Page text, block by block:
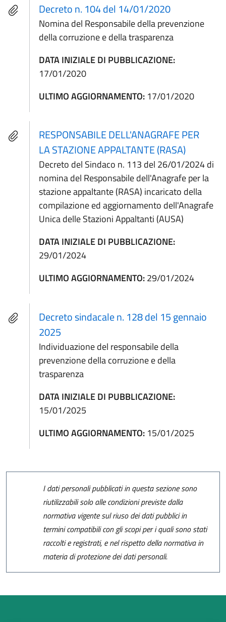
Decreto n. 104 del 14/01/2020
Nomina del Responsabile della prevenzione
della corruzione e della trasparenza
DATA INIZIALE DI PUBBLICAZIONE:
17/01/2020
ULTIMO AGGIORNAMENTO: 17/01/2020
RESPONSABILE DELL'ANAGRAFE PER
LA STAZIONE APPALTANTE (RASA)
Decreto del Sindaco n. 113 del 26/01/2024 di
nomina del Responsabile dell'Anagrafe per la
stazione appaltante (RASA) incaricato della
compilazione ed aggiornamento dell'Anagrafe
Unica delle Stazioni Appaltanti (AUSA)
DATA INIZIALE DI PUBBLICAZIONE:
29/01/2024
ULTIMO AGGIORNAMENTO:29/01/2024
Decreto sindacale n. 128 del 15 gennaio
2025
Individuazione del responsabile della
prevenzione della corruzione e della
trasparenza
DATA INIZIALE DI PUBBLICAZIONE:
15/01/2025
ULTIMO AGGIORNAMENTO: 15/01/2025
I dati personali pubblicati in questa sezione sono
riutilizzabili solo alle condizioni previste dalla
normativa vigente sul riuso dei dati pubblici in
termini compatibili con gli scopi per i quali sono stati
raccolti e registrati, e nel rispetto della normativa in
materia di protezione dei dati personali.